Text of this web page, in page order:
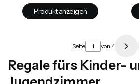
Produkt anzeigen
Seite von 4
Regale fürs Kinder-